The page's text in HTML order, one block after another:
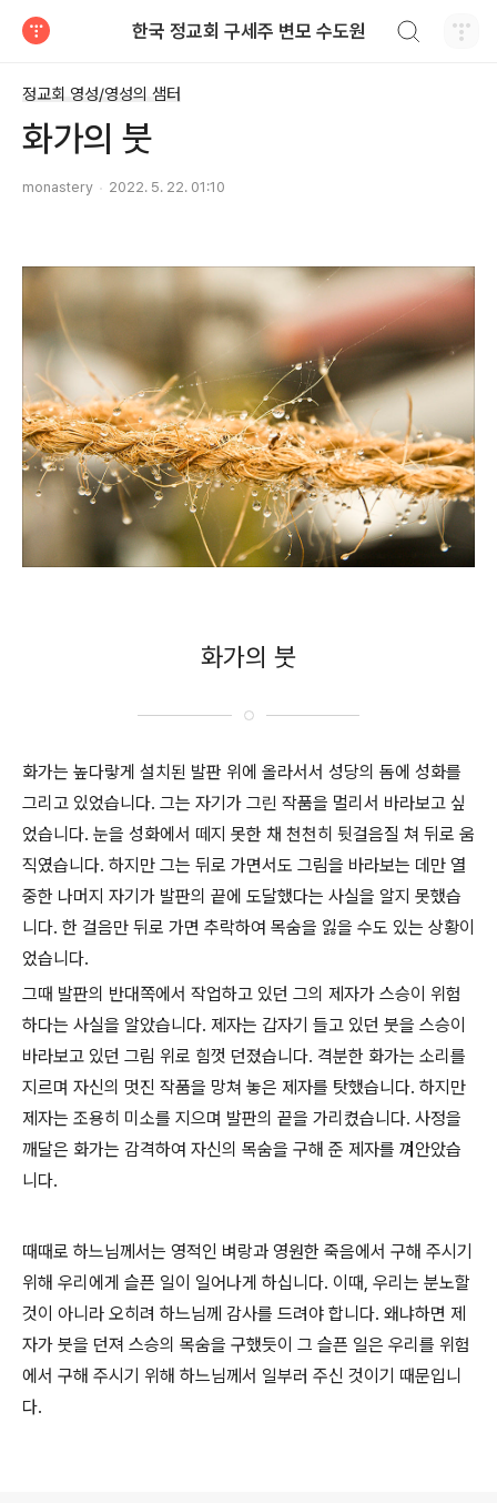
한국 정교회 구세주 변모 수도원
정교회 영성/영성의 샘터
화가의 붓
monastery 2022. 5. 22. 01:10
화가의 붓
화가는 높다랗게 설치된 발판 위에 올라서서 성당의 돔에 성화를
그리고 있었습니다. 그는 자기가 그린 작품을 멀리서 바라보고 싶
었습니다. 눈을 성화에서 떼지 못한 채 천천히 뒷걸음질 쳐 뒤로 움
직였습니다. 하지만 그는 뒤로 가면서도 그림을 바라보는 데만 열
중한 나머지 자기가 발판의 끝에 도달했다는 사실을 알지 못했습
니다. 한 걸음만 뒤로 가면 추락하여 목숨을 잃을 수도 있는 상황이
었습니다.
그때 발판의 반대쪽에서 작업하고 있던 그의 제자가 스승이 위험
하다는 사실을 알았습니다. 제자는 갑자기 들고 있던 붓을 스승이
바라보고 있던 그림 위로 힘껏 던졌습니다. 격분한 화가는 소리를
지르며 자신의 멋진 작품을 망쳐 놓은 제자를 탓했습니다. 하지만
제자는 조용히 미소를 지으며 발판의 끝을 가리켰습니다. 사정을
깨달은 화가는 감격하여 자신의 목숨을 구해 준 제자를 껴안았습
니다.
때때로 하느님께서는 영적인 벼랑과 영원한 죽음에서 구해 주시기
위해 우리에게 슬픈 일이 일어나게 하십니다. 이때, 우리는 분노할
것이 아니라 오히려 하느님께 감사를 드려야 합니다. 왜냐하면 제
자가 붓을 던져 스승의 목숨을 구했듯이 그 슬픈 일은 우리를 위험
에서 구해 주시기 위해 하느님께서 일부러 주신 것이기 때문입니
다.